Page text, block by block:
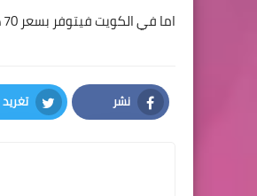
اما في الكويت فيتوفر بسعر 70 دينار كويتي لنفس النسخة.
نشر
Facebook
تغريد
Twitter